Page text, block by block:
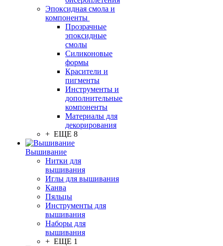
Эпоксидная смола и
компоненты
Прозрачные
эпоксидные
смолы
Силиконовые
формы
Красители и
пигменты
Инструменты и
дополнительные
компоненты
Материалы для
декорирования
+ ЕЩЕ 8
Вышивание
Нитки для
вышивания
Иглы для вышивания
Канва
Пяльцы
Инструменты для
вышивания
Наборы для
вышивания
+ ЕЩЕ 1